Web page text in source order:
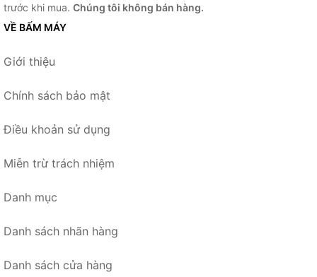
trước khi mua. Chúng tôi không bán hàng.
VỀ BẤM MÁY
Giới thiệu
Chính sách bảo mật
Điều khoản sử dụng
Miễn trừ trách nhiệm
Danh mục
Danh sách nhãn hàng
Danh sách cửa hàng